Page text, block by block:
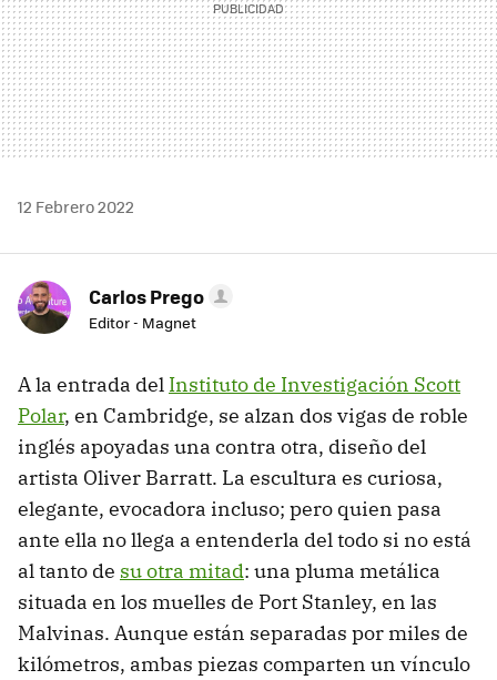
12 Febrero 2022
Carlos Prego
Editor - Magnet
A la entrada del Instituto de Investigación Scott
Polar, en Cambridge, se alzan dos vigas de roble
inglés apoyadas una contra otra, diseño del
artista Oliver Barratt. La escultura es curiosa,
elegante, evocadora incluso; pero quien pasa
ante ella no llega a entenderla del todo si no está
al tanto de su otra mitad: una pluma metálica
situada en los muelles de Port Stanley, en las
Malvinas. Aunque están separadas por miles de
kilómetros, ambas piezas comparten un vínculo